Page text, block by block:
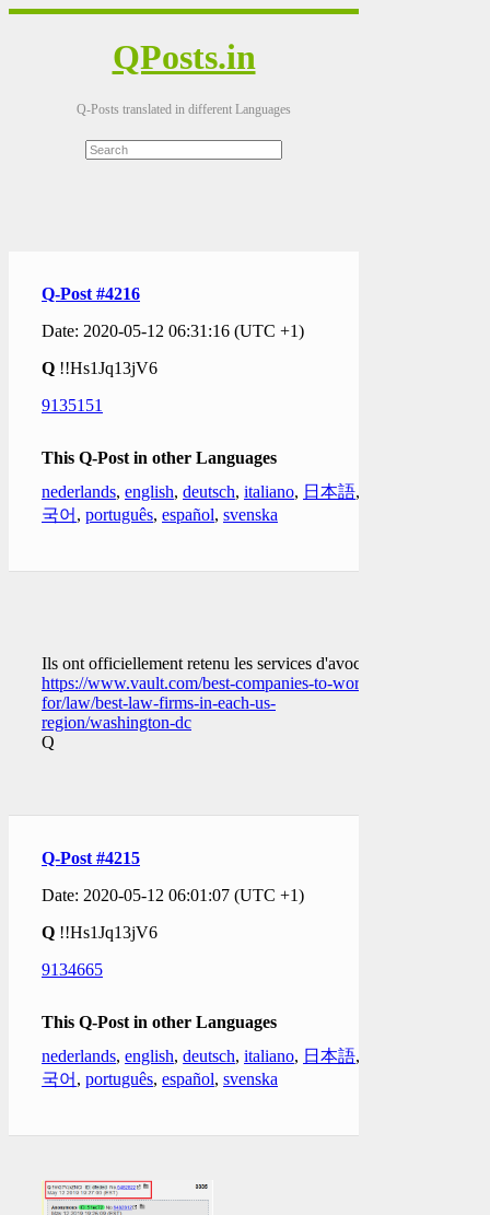
QPosts.in
Q-Posts translated in different Languages
Q-Post #4216
Date: 2020-05-12 06:31:16 (UTC +1)
Q !!Hs1Jq13jV6
9135151
This Q-Post in other Languages
nederlands, english, deutsch, italiano, 日本語,
국어 , português, español, svenska
Ils ont officiellement retenu les services d'avocats.
https://www.vault.com/best-companies-to-work-
for/law/best-law-firms-in-each-us-
region/washington-dc
Q
Q-Post #4215
Date: 2020-05-12 06:01:07 (UTC +1)
Q !!Hs1Jq13jV6
9134665
This Q-Post in other Languages
nederlands, english, deutsch, italiano, 日本語,
국어 , português, español, svenska